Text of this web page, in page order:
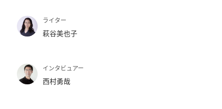
記
事
覧
へ
ライター
萩谷美也子
インタビュアー
西村勇哉